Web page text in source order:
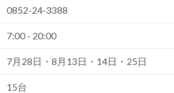
0852-24-3388
7:00 - 20:00
7月28日・8月13日・14日・25日
15台